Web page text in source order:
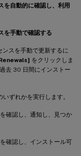
自動的に確認し、利用
手動で確認する
スを手動で更新するに
をクリックしま
去 30 日間にインストー
ずれかを実行します。
確認し、通知し、見つか
確認し、インストール可